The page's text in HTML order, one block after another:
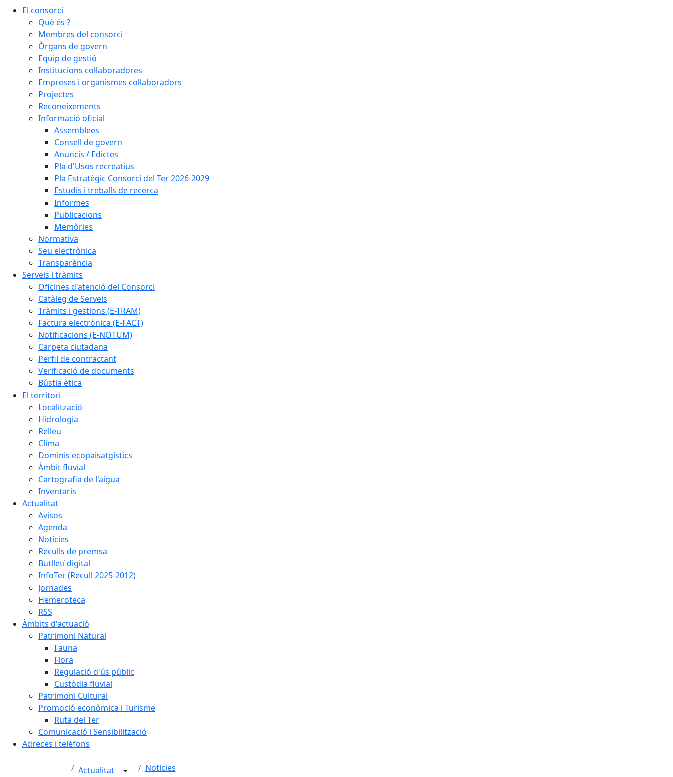
El consorci
Què és ?
Membres del consorci
Òrgans de govern
Equip de gestió
Institucions col·laboradores
Empreses i organismes col·laboradors
Projectes
Reconeixements
Informació oficial
Assemblees
Consell de govern
Anuncis / Edictes
Pla d'Usos recreatius
Pla Estratègic Consorci del Ter 2026-2029
Estudis i treballs de recerca
Informes
Publicacions
Memòries
Normativa
Seu electrònica
Transparència
Serveis i tràmits
Oficines d'atenció del Consorci
Catàleg de Serveis
Tràmits i gestions (E-TRAM)
Factura electrònica (E-FACT)
Notificacions (E-NOTUM)
Carpeta ciutadana
Perfil de contractant
Verificació de documents
Bústia ètica
El territori
Localització
Hidrologia
Relleu
Clima
Dominis ecopaisatgístics
Àmbit fluvial
Cartografia de l'aigua
Inventaris
Actualitat
Avisos
Agenda
Notícies
Reculls de premsa
Butlletí digital
InfoTer (Recull 2025-2012)
Jornades
Hemeroteca
RSS
Àmbits d'actuació
Patrimoni Natural
Fauna
Flora
Regulació d'ús públic
Custòdia fluvial
Patrimoni Cultural
Promoció econòmica i Turisme
Ruta del Ter
Comunicació i Sensibilització
Adreces i telèfons
Actualitat Notícies